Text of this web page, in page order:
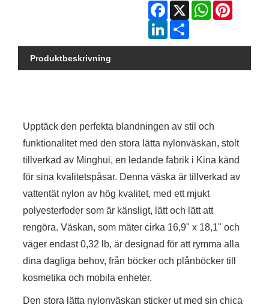
Facebook
X WhatsApp
LinkedIn
Produktbeskrivning
Upptäck den perfekta blandningen av stil och
funktionalitet med den stora lätta nylonväskan, stolt
tillverkad av Minghui, en ledande fabrik i Kina känd
för sina kvalitetspåsar. Denna väska är tillverkad av
vattentät nylon av hög kvalitet, med ett mjukt
polyesterfoder som är känsligt, lätt och lätt att
rengöra. Väskan, som mäter cirka 16,9" x 18,1" och
väger endast 0,32 lb, är designad för att rymma alla
dina dagliga behov, från böcker och plånböcker till
kosmetika och mobila enheter.
Den stora lätta nylonväskan sticker ut med sin chica